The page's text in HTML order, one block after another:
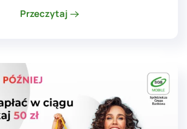
Przeczytaj